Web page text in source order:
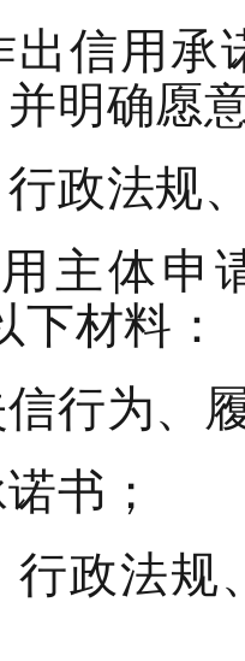
出信用
明确愿
行政法
主体申
下材料：
信行为、
书；
行政法